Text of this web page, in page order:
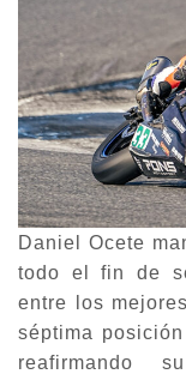
Daniel Ocete
todo el fin de
entre los
séptima
reafirmando